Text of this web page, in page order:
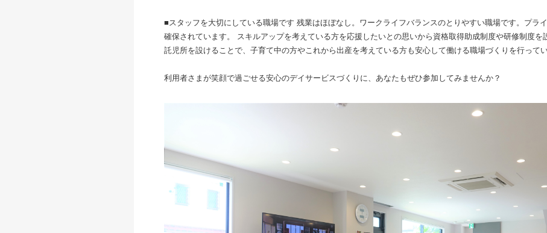
■スタッフを大切にしている職場です 残業はほぼなし。ワークライフバランスのとりやすい職場です。プラ
確保されています。 スキルアップを考えている方を応援したいとの思いから資格取得助成制度や研修制度を
託児所を設けることで、子育て中の方やこれから出産を考えている方も安心して働ける職場づくりを行ってい
利用者さまが笑顔で過ごせる安心のデイサービスづくりに、あなたもぜひ参加してみませんか？